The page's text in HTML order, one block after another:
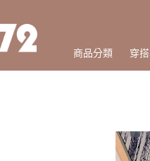
商品分類 穿